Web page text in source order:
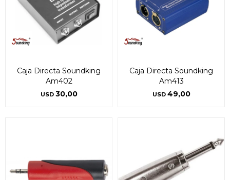
Caja Directa Soundking
Am402
USD 30,00
Caja Directa Soundking
Am413
USD 49,00